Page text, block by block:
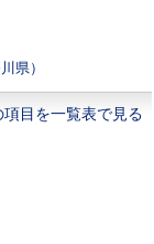
県）
項目を一覧表で見る